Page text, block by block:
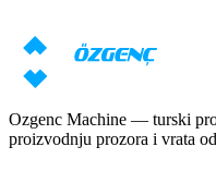
Zatraži cenu Preuzmi katalog
Ozgenc Machine — turski
proizvodnju prozora i vrata